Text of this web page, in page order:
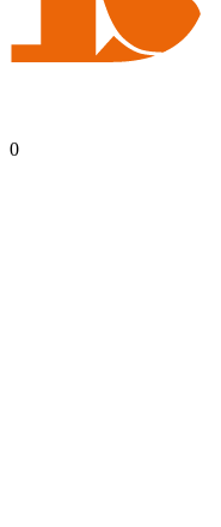
0